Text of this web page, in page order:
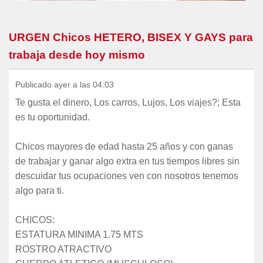
URGEN Chicos HETERO, BISEX Y GAYS para
trabaja desde hoy mismo
Publicado ayer a las 04:03
Te gusta el dinero, Los carros, Lujos, Los viajes?; Esta
es tu oportunidad.
Chicos mayores de edad hasta 25 años y con ganas
de trabajar y ganar algo extra en tus tiempos libres sin
descuidar tus ocupaciones ven con nosotros tenemos
algo para ti.
CHICOS:
ESTATURA MINIMA 1.75 MTS
ROSTRO ATRACTIVO